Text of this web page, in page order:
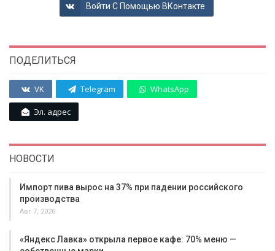
Войти С Помощью ВКонтакте
ПОДЕЛИТЬСЯ
VK Telegram WhatsApp
Эл. адрес
НОВОСТИ
Импорт пива вырос на 37% при падении российского
производства
Авг 7, 2026
«Яндекс Лавка» открыла первое кафе: 70% меню —